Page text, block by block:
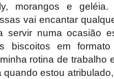
morangos e
vai encantar
servir numa ocasião
biscoitos em
rotina de trabalho
quando estou